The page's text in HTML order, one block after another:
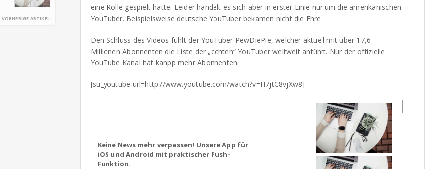
VORHERIGE ARTIKEL
eine Rolle gespielt hatte. Leider handelt es sich aber in erster Linie nur um die amerikanischen
YouTuber. Beispielsweise deutsche YouTuber bekamen nicht die Ehre.
Den Schluss des Videos fühlt der YouTuber PewDiePie, welcher aktuell mit über 17,6
Millionen Abonnenten die Liste der „echten“ YouTuber weltweit anführt. Nur der offizielle
YouTube Kanal hat kanpp mehr Abonnenten.
[su_youtube url=http://www.youtube.com/watch?v=H7jtC8vjXw8]
Keine News mehr verpassen! Unsere App für
iOS und Android mit praktischer Push-
Funktion.